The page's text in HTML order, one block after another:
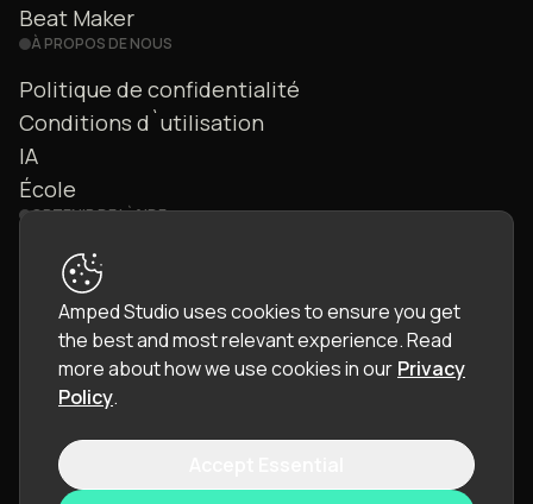
Beat Maker
À PROPOS DE NOUS
Politique de confidentialité
Conditions d`utilisation
IA
École
OBTENIR DE L`AIDE
Nous contacter
Communauté
Manuel
© 2026 LettoPro SA. All rights reserved.
Amped Studio uses cookies to ensure you get
the best and most relevant experience.Read
more about how we use cookies in our Privacy
Policy.